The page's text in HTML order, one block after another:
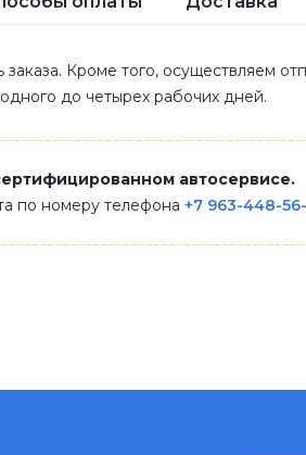
заказа. Кроме того, осуществляем
до четырех рабочих дней.
автосервисе.
по номеру телефона +7 963-448-